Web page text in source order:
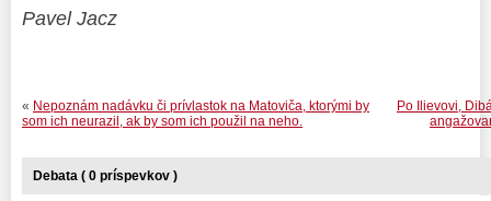
Pavel Jacz
Po Ilievovi,
« Nepoznám nadávku či prívlastok na Matoviča, ktorými by
som ich neurazil, ak by som ich použil na neho.
Debata ( 0 príspevkov )